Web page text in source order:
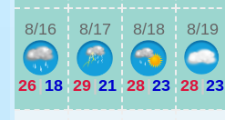
8/16
26 18
8/17
29 21
8/18
28 23
8/19
28 23